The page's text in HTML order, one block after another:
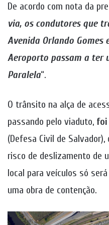
De acordo com nota da
via, os condutores que
Avenida Orlando Gomes
Aeroporto passam a ter
Paralela“.
O trânsito na alça de
passando pelo viaduto, foi
(Defesa Civil de
risco de deslizamento de
local para veículos só
uma obra de contenção.